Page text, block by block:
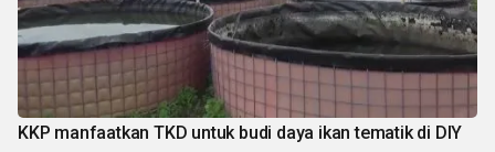
KKP manfaatkan TKD untuk budi daya ikan tematik di DIY